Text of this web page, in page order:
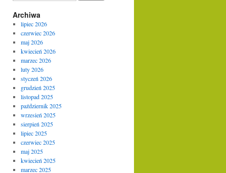
Archiwa
lipiec 2026
czerwiec 2026
maj 2026
kwiecień 2026
marzec 2026
luty 2026
styczeń 2026
grudzień 2025
listopad 2025
październik 2025
wrzesień 2025
sierpień 2025
lipiec 2025
czerwiec 2025
maj 2025
kwiecień 2025
marzec 2025